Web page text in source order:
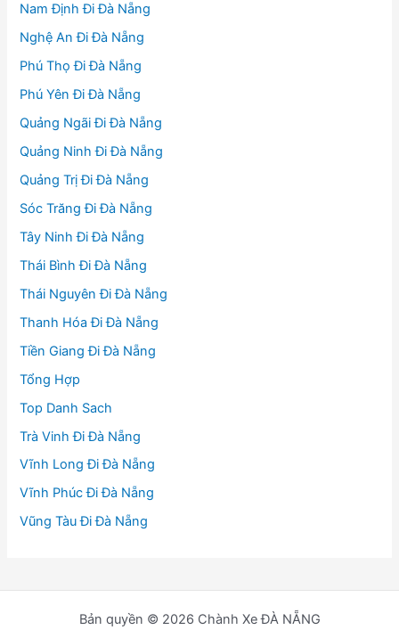
Nam Định Đi Đà Nẵng
Nghệ An Đi Đà Nẵng
Phú Thọ Đi Đà Nẵng
Phú Yên Đi Đà Nẵng
Quảng Ngãi Đi Đà Nẵng
Quảng Ninh Đi Đà Nẵng
Quảng Trị Đi Đà Nẵng
Sóc Trăng Đi Đà Nẵng
Tây Ninh Đi Đà Nẵng
Thái Bình Đi Đà Nẵng
Thái Nguyên Đi Đà Nẵng
Thanh Hóa Đi Đà Nẵng
Tiền Giang Đi Đà Nẵng
Tổng Hợp
Top Danh Sach
Trà Vinh Đi Đà Nẵng
Vĩnh Long Đi Đà Nẵng
Vĩnh Phúc Đi Đà Nẵng
Vũng Tàu Đi Đà Nẵng
Bản quyền © 2026 Chành Xe ĐÀ NẴNG